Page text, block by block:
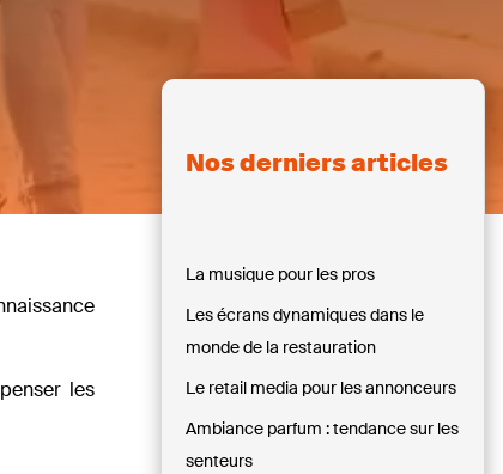
les
Nos derniers articles
La musique pour les pros
Les écrans dynamiques dans le
monde de la restauration
Le retail media pour les annonceurs
Ambiance parfum : tendance sur les
senteurs